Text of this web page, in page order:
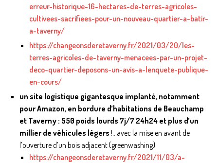
erreur-historique-16-hectares-de-terres-agricoles-
cultivees-sacrifiees-pour-un-nouveau-quartier-a-batir-
a-taverny/
https://changeonsderetaverny.fr/2021/03/20/les-
terres-agricoles-de-taverny-menacees-par-un-projet-
deco-quartier-deposons-un-avis-a-lenquete-publique-
en-cours/
un site logistique gigantesque implanté, notamment
pour Amazon, en bordure d’habitations de Beauchamp
et Taverny : 550 poids lourds 7j/7 24h24 et plus d’un
millier de véhicules légers !…avec la mise en avant de
l’ouverture d’un bois adjacent (greenwashing)
https://changeonsderetaverny.fr/2021/11/03/a-